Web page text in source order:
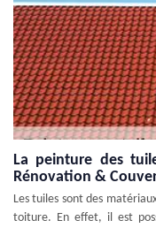
La peinture des
Rénovation &
Les tuiles sont des
toiture. En effet, il est